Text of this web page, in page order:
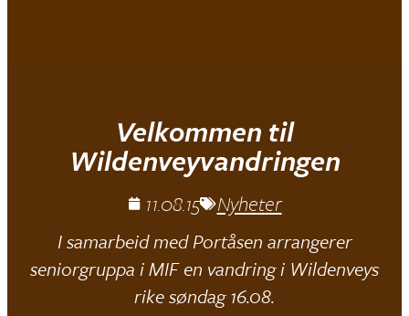
Velkommen til
Wildenveyvandringen
11.08.15 Nyheter
I samarbeid med Portåsen arrangerer
seniorgruppa i MIF en vandring i Wildenveys
rike søndag 16.08.